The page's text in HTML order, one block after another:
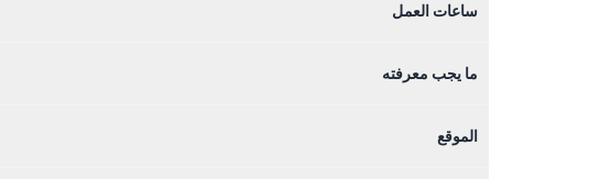
ساعات العمل
ما يجب معرفته
الموقع